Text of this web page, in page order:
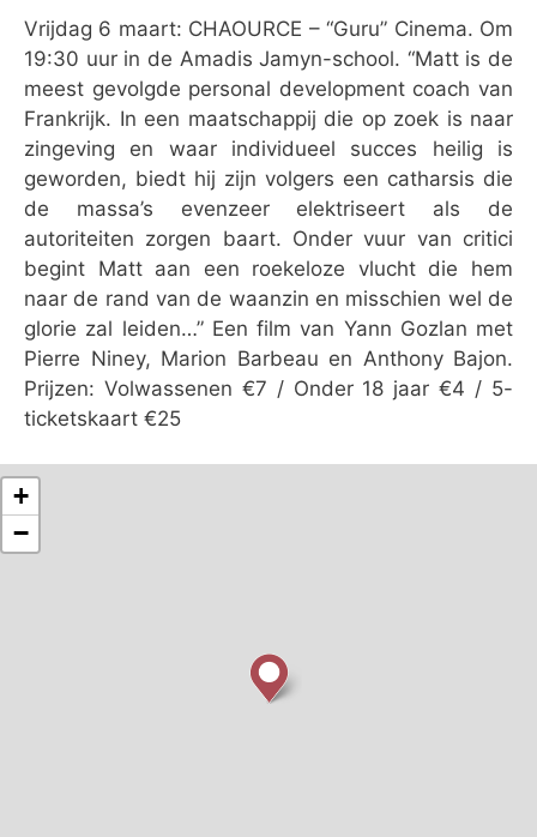
Vrijdag 6 maart: CHAOURCE – “Guru” Cinema. Om
19:30 uur in de Amadis Jamyn-school. “Matt is de
meest gevolgde personal development coach van
Frankrijk. In een maatschappij die op zoek is naar
zingeving en waar individueel succes heilig is
geworden, biedt hij zijn volgers een catharsis die
de massa’s evenzeer elektriseert als de
autoriteiten zorgen baart. Onder vuur van critici
begint Matt aan een roekeloze vlucht die hem
naar de rand van de waanzin en misschien wel de
glorie zal leiden…” Een film van Yann Gozlan met
Pierre Niney, Marion Barbeau en Anthony Bajon.
Prijzen: Volwassenen €7 / Onder 18 jaar €4 / 5-
ticketskaart €25
+
−